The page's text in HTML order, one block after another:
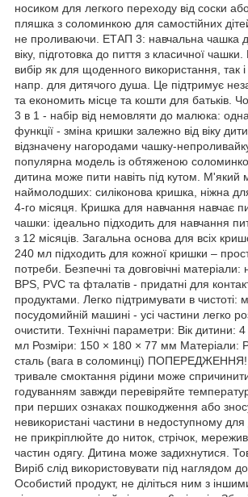
носиком для легкого переходу від соски
пляшка з соломинкою для самостійних
не проливаючи. ЕТАП 3: навчальна чашка
віку, підготовка до пиття з класичної
вибір як для щоденного використання, так
напр. для дитячого душа. Це підтримує
та економить місце та кошти для батьків.
3 в 1 - набір від немовляти до малюка:
функції - зміна кришки залежно від віку
відзначену нагородами чашку-
популярна модель із обтяженою
дитина може пити навіть під кутом. М'який
наймолодших: силіконова кришка, ніжна
4-го місяця. Кришка для навчання навчає
чашки: ідеально підходить для навчання
з 12 місяців. Загальна основа для всіх
240 мл підходить для кожної кришки –
потреби. Безпечні та довговічні матеріали:
BPS, PVC та фталатів - придатні для
продуктами. Легко підтримувати в чистоті:
посудомийній машині - усі частини легко
очистити. Технічні параметри: Вік дитини:
мл Розміри: 150 × 180 × 77 мм Матеріали:
сталь (вага в соломинці) ПОПЕРЕДЖЕННЯ!
тривале смоктання рідини може
годуванням завжди перевіряйте
при перших ознаках пошкодження або
невикористані частини в недоступному для
не прикріплюйте до ниток, стрічок,
частин одягу. Дитина може задихнутися.
Виріб слід використовувати під наглядом
Особистий продукт, не діліться ним з